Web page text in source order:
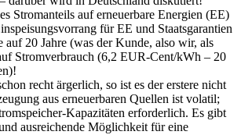
Stromanteils auf erneuerbare Energien (EE)
für EE und Staatsgarantien
auf 20 Jahre (was der Kunde, also wir, als
Stromverbrauch (6,2 EUR-Cent/kWh – 20
recht ärgerlich, so ist es der erstere nicht
aus erneuerbaren Quellen ist volatil;
Kapazitäten erforderlich. Es gibt
ausreichende Möglichkeit für eine